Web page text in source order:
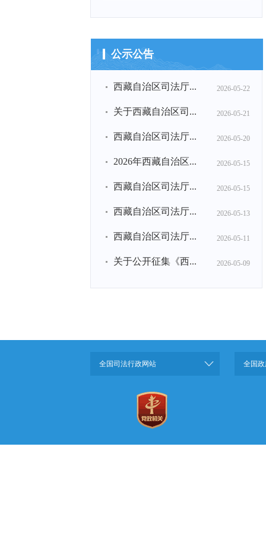
公示公告
西藏自治区司法厅... 2026-05-22
关于西藏自治区司... 2026-05-21
西藏自治区司法厅... 2026-05-20
2026年西藏自治区... 2026-05-15
西藏自治区司法厅... 2026-05-15
西藏自治区司法厅... 2026-05-13
西藏自治区司法厅... 2026-05-11
关于公开征集《西... 2026-05-09
全国司法行政网站 全国